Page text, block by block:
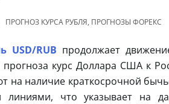
ПРОГНОЗ КУРСА РУБЛЯ, ПРОГНОЗЫ ФОРЕКС
USD/RUB продолжает
курс Доллара США к
на наличие краткосрочной
линиями, что указывает на